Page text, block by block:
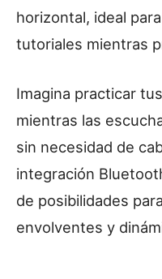
horizontal, ideal
tutoriales mientras
Imagina practicar
mientras las
sin necesidad de
integración
de posibilidades
envolventes y